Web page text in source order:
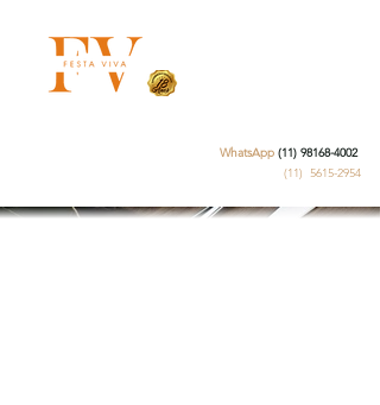
WhatsApp (11) 98168-4002
(11) 5615-2954